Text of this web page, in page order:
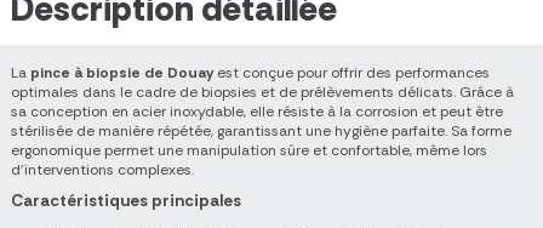
Description détaillée
La pince à biopsie de Douayest conçue pour offrir des performances
optimales dans le cadre de biopsies et de prélèvements délicats. Grâce à
sa conception en acier inoxydable, elle résiste à la corrosion et peut être
stérilisée de manière répétée, garantissant une hygiène parfaite. Sa forme
ergonomique permet une manipulation sûre et confortable, même lors
d’interventions complexes.
Caractéristiques principales